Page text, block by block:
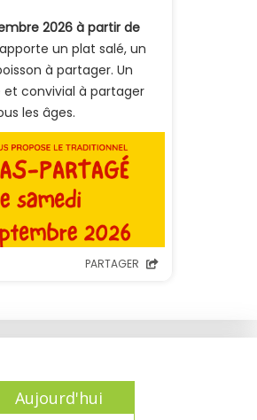
Aujourd'hui